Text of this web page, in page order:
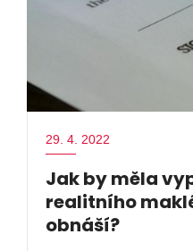
29. 4. 2022
Jak by měla
realitního
obnáší?